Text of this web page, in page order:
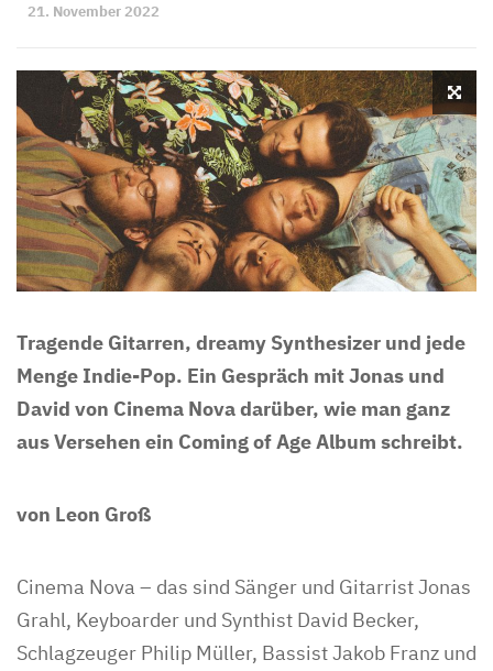
21. November 2022
Tragende Gitarren, dreamy Synthesizer und jede
Menge Indie-Pop. Ein Gespräch mit Jonas und
David von Cinema Nova darüber, wie man ganz
aus Versehen ein Coming of Age Album schreibt.
von Leon Groß
Cinema Nova – das sind Sänger und Gitarrist Jonas
Grahl, Keyboarder und Synthist David Becker,
Schlagzeuger Philip Müller, Bassist Jakob Franz und